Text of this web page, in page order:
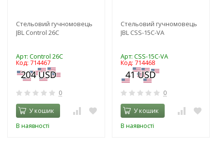
Стельовий гучномовець
JBL Control 26C
Арт: Control 26C
Код: 714467
0
У кошик
В наявності
Стельовий гучномовець
JBL CSS-15C-VA
Арт: CSS-15C-VA
Код: 714468
0
У кошик
В наявності